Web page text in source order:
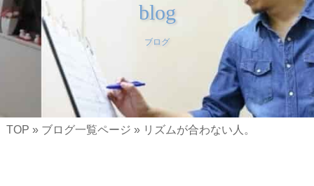
blog
ブログ
TOP » ブログ一覧ページ » リズムが合わない人。